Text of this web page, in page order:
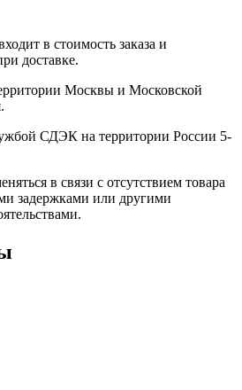
в стоимость заказа и
доставке.
Москвы и Московской
СДЭК на территории России 5-
в связи с отсутствием товара
задержками или другими